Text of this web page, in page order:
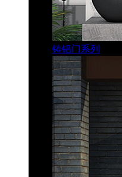
铸铝门系列